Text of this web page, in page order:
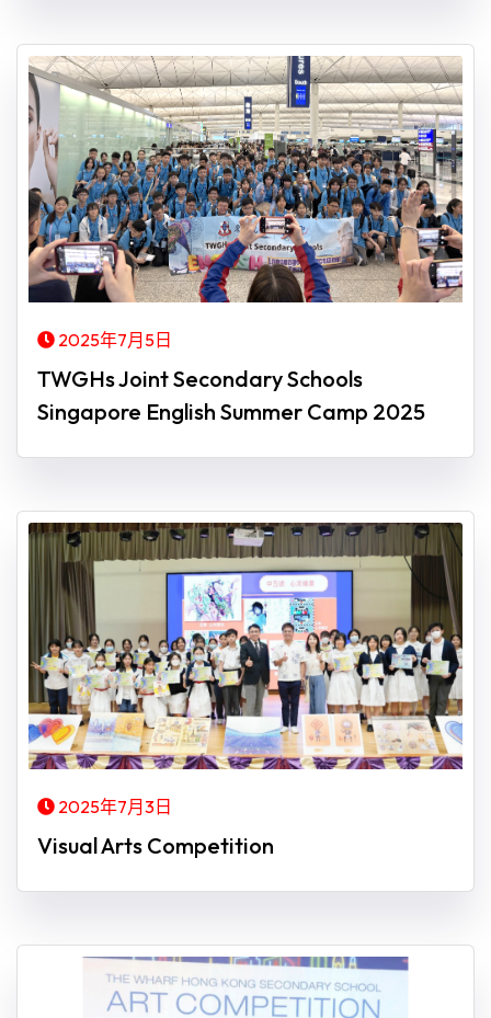
2025年7月5日
TWGHs Joint Secondary Schools
Singapore English Summer Camp 2025
2025年7月3日
Visual Arts Competition